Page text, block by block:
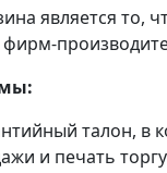
является то,
талон, в
и печать